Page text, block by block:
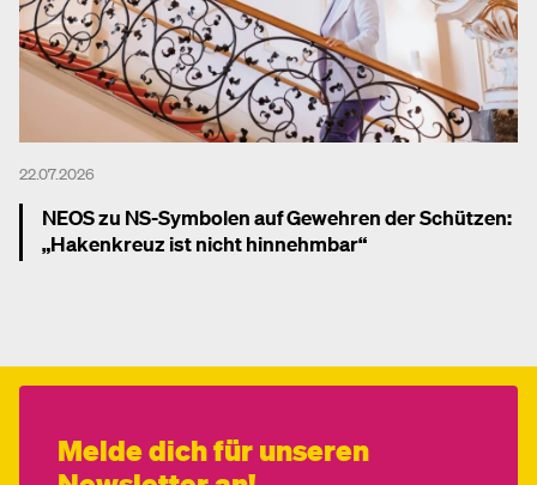
22.07.2026
NEOS zu NS-Symbolen auf Gewehren der Schützen:
„Hakenkreuz ist nicht hinnehmbar“
Melde dich für unseren